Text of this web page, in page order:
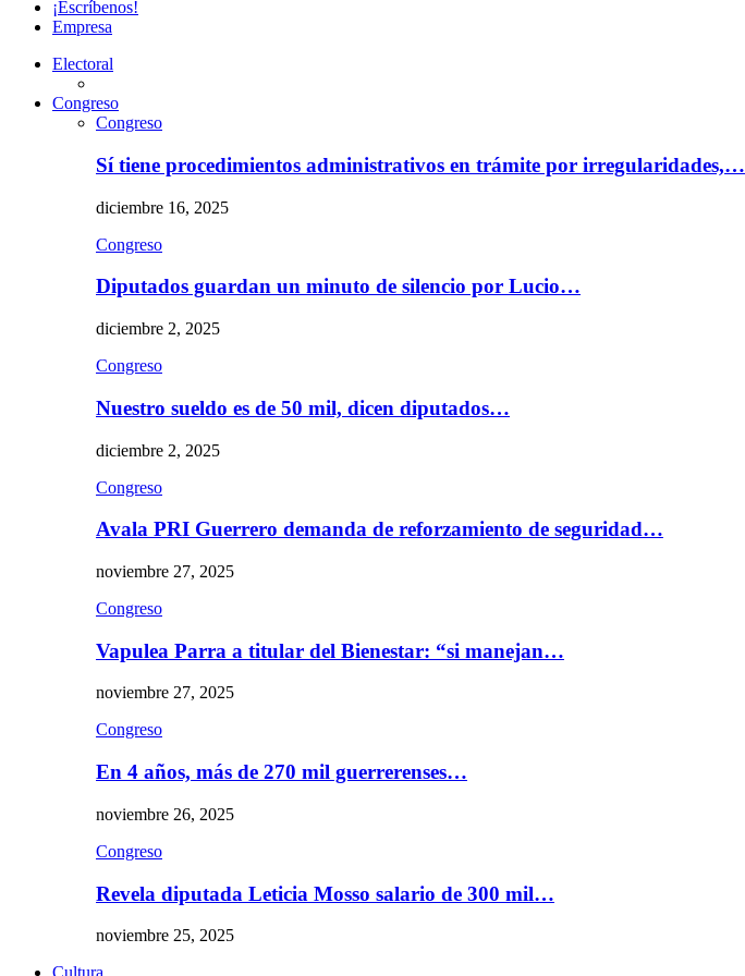
¡Escríbenos!
Empresa
Electoral
Congreso
Congreso
Sí tiene procedimientos administrativos en trámite por irregularidades,…
diciembre 16, 2025
Congreso
Diputados guardan un minuto de silencio por Lucio…
diciembre 2, 2025
Congreso
Nuestro sueldo es de 50 mil, dicen diputados…
diciembre 2, 2025
Congreso
Avala PRI Guerrero demanda de reforzamiento de seguridad…
noviembre 27, 2025
Congreso
Vapulea Parra a titular del Bienestar: “si manejan…
noviembre 27, 2025
Congreso
En 4 años, más de 270 mil guerrerenses…
noviembre 26, 2025
Congreso
Revela diputada Leticia Mosso salario de 300 mil…
noviembre 25, 2025